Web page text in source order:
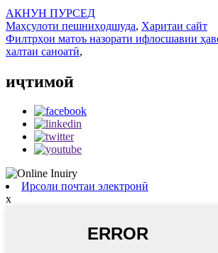
АКНУН ПУРСЕД
Маҳсулоти пешниҳодшуда, Харитаи сайт
Филтрҳои матоъ назорати ифлосшавии
халтаи саноатӣ,
иҷтимоӣ
Ирсоли почтаи электронӣ
x